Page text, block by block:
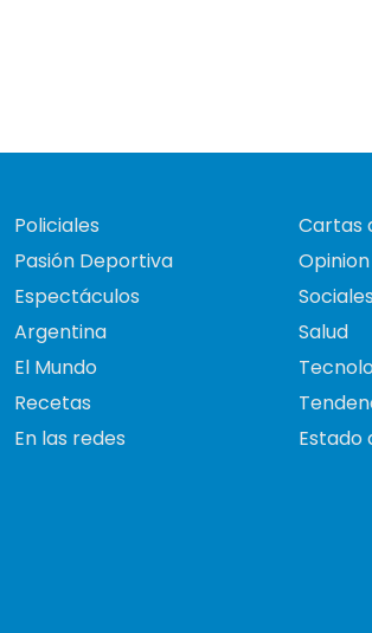
Policiales
Pasión Deportiva
Espectáculos
Argentina
El Mundo
Recetas
En las redes
Cartas
Opinion
Salud
Estado